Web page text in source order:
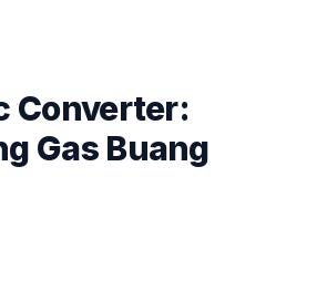
Converter:
Gas Buang